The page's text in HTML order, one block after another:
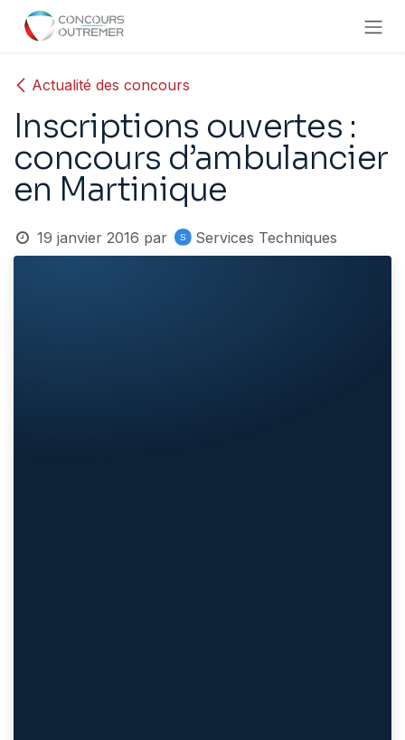
Se rendre au contenu
Actualité des concours
Inscriptions ouvertes :
concours d’ambulancier
en Martinique
19 janvier 2016 par Services Techniques